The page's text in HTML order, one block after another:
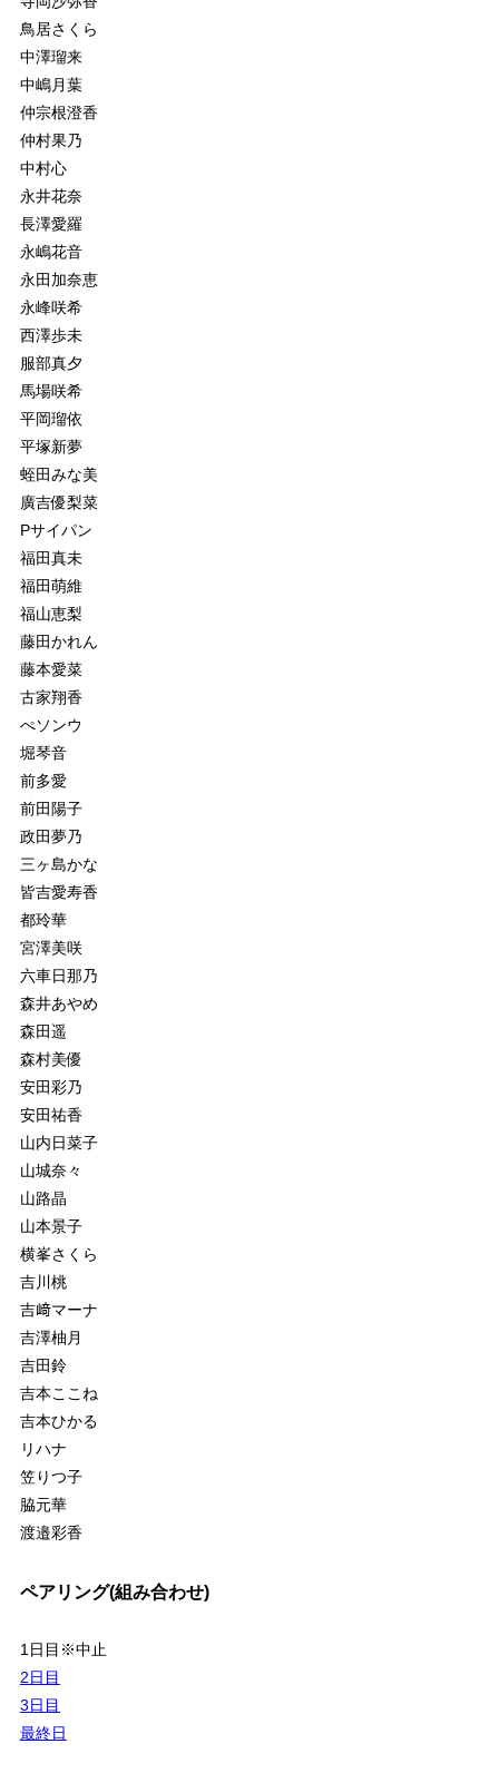
鳥居さくら
中澤瑠来
中嶋月葉
仲宗根澄香
仲村果乃
中村心
永井花奈
長澤愛羅
永嶋花音
永田加奈恵
永峰咲希
西澤歩未
服部真夕
馬場咲希
平岡瑠依
平塚新夢
蛭田みな美
廣吉優梨菜
Pサイパン
福田真未
福田萌維
福山恵梨
藤田かれん
藤本愛菜
古家翔香
ぺソンウ
堀琴音
前多愛
前田陽子
政田夢乃
三ヶ島かな
皆吉愛寿香
都玲華
宮澤美咲
六車日那乃
森井あやめ
森田遥
森村美優
安田彩乃
安田祐香
山内日菜子
山城奈々
山路晶
山本景子
横峯さくら
吉川桃
吉﨑マーナ
吉澤柚月
吉田鈴
吉本ここね
吉本ひかる
リハナ
笠りつ子
脇元華
渡邉彩香
ペアリング(組み合わせ)
1日目※中止
2日目
3日目
最終日